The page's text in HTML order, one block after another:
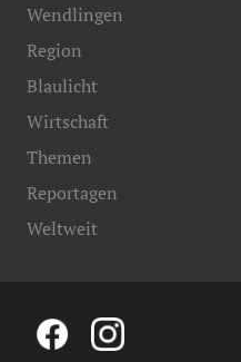
Wendlingen
Region
Blaulicht
Wirtschaft
Themen
Reportagen
Weltweit